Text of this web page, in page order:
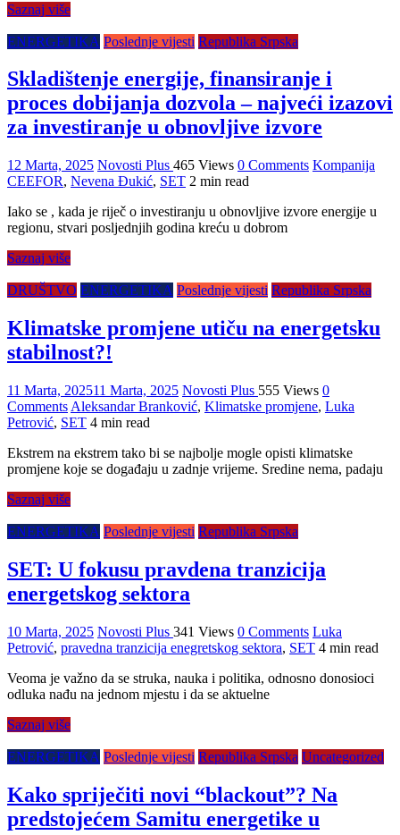
Saznaj više
ENERGETIKA Poslednje vijesti Republika Srpska
Skladištenje energije, finansiranje i
proces dobijanja dozvola – najveći izazovi
za investiranje u obnovljive izvore
12 Marta, 2025 Novosti Plus 465 Views 0 Comments Kompanija
CEEFOR, Nevena Đukić, SET 2 min read
Iako se , kada je riječ o investiranju u obnovljive izvore energije u
regionu, stvari posljednjih godina kreću u dobrom
Saznaj više
DRUŠTVO ENERGETIKA Poslednje vijesti Republika Srpska
Klimatske promjene utiču na energetsku
stabilnost?!
11 Marta, 202511 Marta, 2025 Novosti Plus 555 Views 0
Comments Aleksandar Branković, Klimatske promjene, Luka
Petrović, SET 4 min read
Ekstrem na ekstrem tako bi se najbolje mogle opisti klimatske
promjene koje se događaju u zadnje vrijeme. Sredine nema, padaju
Saznaj više
ENERGETIKA Poslednje vijesti Republika Srpska
SET: U fokusu pravdena tranzicija
energetskog sektora
10 Marta, 2025 Novosti Plus 341 Views 0 Comments Luka
Petrović, pravedna tranzicija enegretskog sektora, SET 4 min read
Veoma je važno da se struka, nauka i politika, odnosno donosioci
odluka nađu na jednom mjestu i da se aktuelne
Saznaj više
ENERGETIKA Poslednje vijesti Republika Srpska Uncategorized
Kako spriječiti novi “blackout”? Na
predstojećem Samitu energetike u